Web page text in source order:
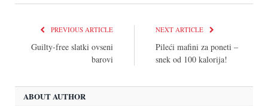
PREVIOUS ARTICLE
Guilty-free slatki ovseni
barovi
NEXT ARTICLE
Pileći mafini za poneti –
snek od 100 kalorija!
ABOUT AUTHOR